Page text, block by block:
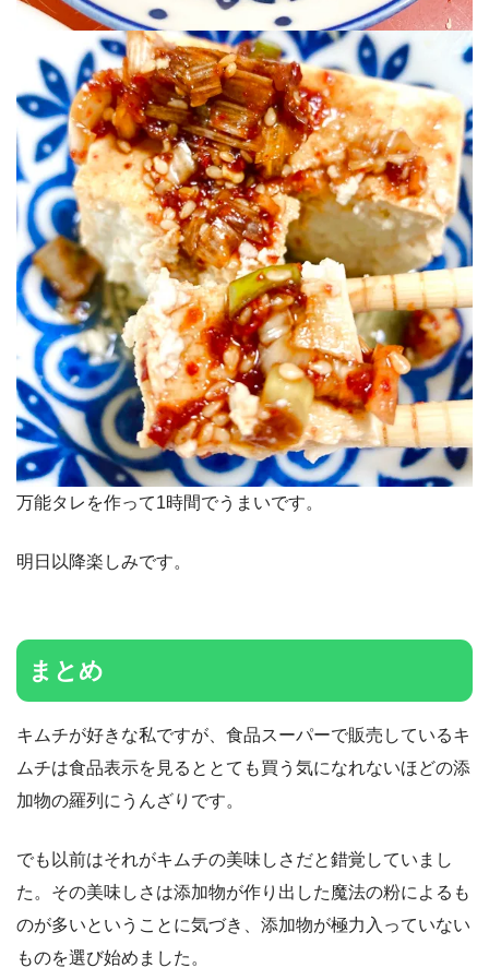
万能タレを作って1時間でうまいです。
明日以降楽しみです。
まとめ
キムチが好きな私ですが、食品スーパーで販売しているキ
ムチは食品表示を見るととても買う気になれないほどの添
加物の羅列にうんざりです。
でも以前はそれがキムチの美味しさだと錯覚していまし
た。その美味しさは添加物が作り出した魔法の粉によるも
のが多いということに気づき、添加物が極力入っていない
ものを選び始めました。